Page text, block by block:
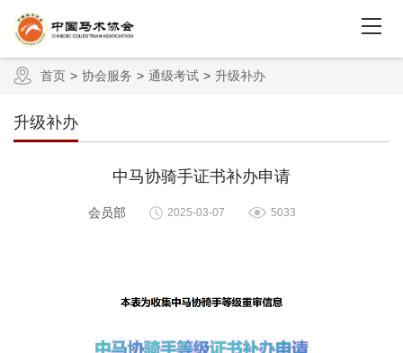
首页 协会服务 通级考试 升级补办
升级补办
中马协骑手证书补办申请
会员部 2025-03-07 5033